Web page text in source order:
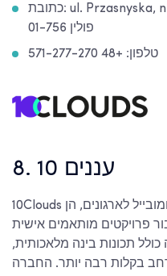
כתובת: ul. Przasnyska, nr 6, lok. 65, miejsc. Warszawa,
01-756 פולין
טלפון: +48 571-277-270
8. 10 עננים
10Clouds מפתחת אפליקציות אינטרנט ומובייל לארגונים, הן
פרויקטים מותאמים אישית
תכונות בינה מלאכותית,
בקלות רבה יותר. החברה